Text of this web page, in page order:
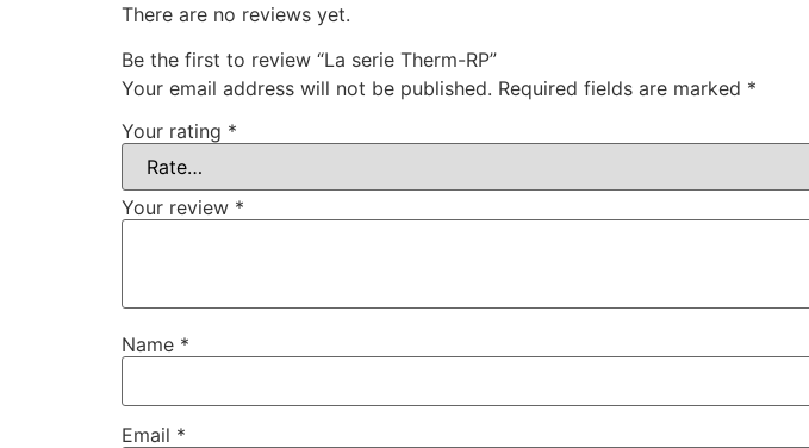
There are no reviews yet.
Be the first to review “La serie Therm-RP”
Your email address will not be published. Required fields are marked *
Your rating *
Your review *
Name *
Email *